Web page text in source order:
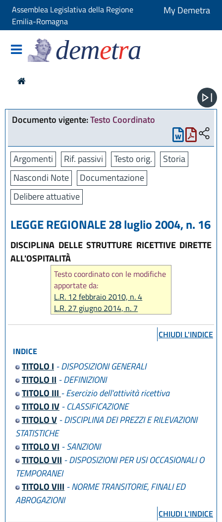
Assemblea Legislativa della Regione
Emilia-Romagna
My Demetra
demetra
Documento vigente:Testo Coordinato
Argomenti Rif. passivi Testo orig.
Storia
Nascondi Note
Documentazione
Delibere attuative
LEGGE REGIONALE 28 luglio 2004, n. 16
DISCIPLINA DELLE STRUTTURE RICETTIVE DIRETTE
ALL'OSPITALITÀ
Testo coordinato con le modifiche
apportate da:
L.R. 12 febbraio 2010, n. 4
L.R. 27 giugno 2014, n. 7
L.R. 30 luglio 2019, n. 13
L.R. 01 agosto 2019, n. 17
L.R. 27 dicembre 2022, n. 23
L.R. 31 marzo 2025, n. 2
CHIUDI L'INDICE
INDICE
TITOLO I - DISPOSIZIONI GENERALI
TITOLO II - DEFINIZIONI
TITOLO III - Esercizio dell'attività ricettiva
TITOLO IV- CLASSIFICAZIONE
TITOLO V- DISCIPLINA DEI PREZZI E RILEVAZIONI
STATISTICHE
TITOLO VI - SANZIONI
TITOLO VII - DISPOSIZIONI PER USI OCCASIONALI O
TEMPORANEI
TITOLO VIII - NORME TRANSITORIE, FINALI ED
ABROGAZIONI
CHIUDI L'INDICE